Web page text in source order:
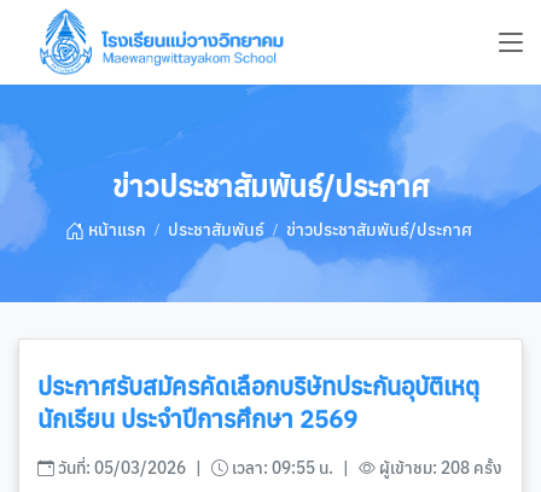
ข่าวประชาสัมพันธ์/ประกาศ
หน้าแรก ประชาสัมพันธ์ ข่าวประชาสัมพันธ์/ประกาศ
ประกาศรับสมัครคัดเลือกบริษัทประกันอุบัติเหตุ
นักเรียน ประจำปีการศึกษา 2569
วันที่: 05/03/2026 | เวลา: 09:55 น. | ผู้เข้าชม: 208 ครั้ง